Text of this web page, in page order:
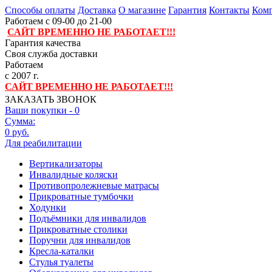
Способы оплаты Доставка О магазине Гарантия Контакты
Работаем с 09-00 до 21-00
САЙТ ВРЕМЕННО НЕ РАБОТАЕТ!!!
Гарантия качества
Своя служба доставки
Работаем
с 2007 г.
САЙТ ВРЕМЕННО НЕ РАБОТАЕТ!!!
ЗАКАЗАТЬ ЗВОНОК
Ваши покупки - 0
Сумма:
0 руб.
Для реабилитации
Вертикализаторы
Инвалидные коляски
Противопролежневые матрасы
Прикроватные тумбочки
Ходунки
Подъёмники для инвалидов
Прикроватные столики
Поручни для инвалидов
Кресла-каталки
Стулья туалеты